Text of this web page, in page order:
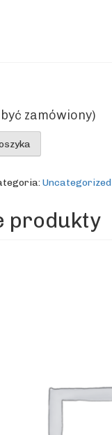
zamówiony)
Uncategorized
produkty